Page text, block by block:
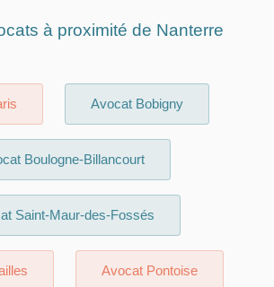
à proximité de Nanterre
Avocat Bobigny
Boulogne-Billancourt
Saint-Maur-des-Fossés
Avocat Pontoise